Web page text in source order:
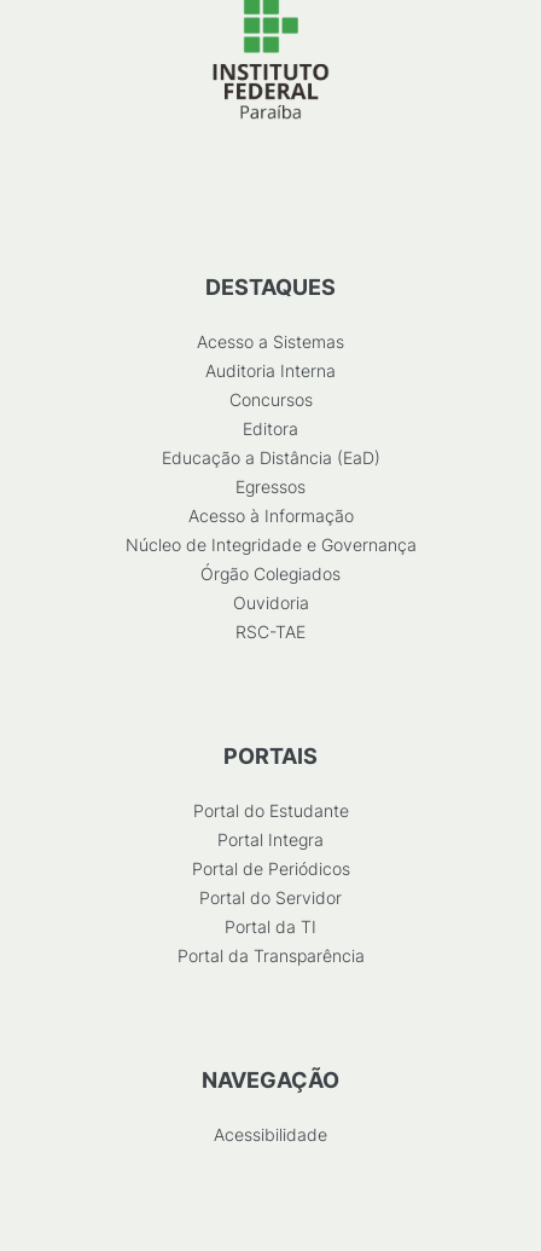
DESTAQUES
Acesso a Sistemas
Auditoria Interna
Concursos
Editora
Educação a Distância (EaD)
Egressos
Acesso à Informação
Núcleo de Integridade e Governança
Órgão Colegiados
Ouvidoria
RSC-TAE
PORTAIS
Portal do Estudante
Portal Integra
Portal de Periódicos
Portal do Servidor
Portal da TI
Portal da Transparência
NAVEGAÇÃO
Acessibilidade